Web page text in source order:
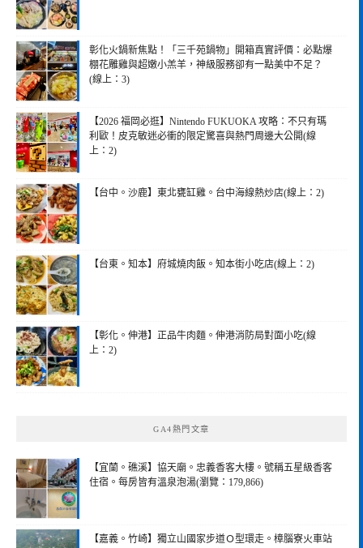
彰化火鍋新焦點！「三千苑鍋物」開箱真實評價：必點爆
棚花雕雞與超嫩小羔羊，神級服務卻有一點美中不足？
(線上：3)
【2026 福岡必逛】Nintendo FUKUOKA 攻略：不只有瑪
利歐！皮克敏迷必衝的限定驚喜與熱門周邊大公開(線
上：2)
【台中。沙鹿】東北甕缸雞。台中海線熱炒店(線上：2)
【台東。知本】府城燒肉飯。知本街小吃店(線上：2)
【彰化。伸港】正品牛肉麵。伸港消防局對面小吃(線
上：2)
GA4熱門文章
【宜蘭。礁溪】協天廟。忠義香客大樓。號稱五星級香客
住宿。每房皆有溫泉泡湯(瀏覽：179,866)
【嘉義。竹崎】獨立山國家步道Ｏ型環走。樟腦寮火車站